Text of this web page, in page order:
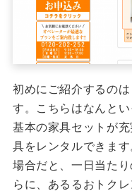
初めにご紹介するのは
す。こちらはなんと
基本の家具セットが
具をレンタルできま
場合だと、一日当た
らに、あるるおトク